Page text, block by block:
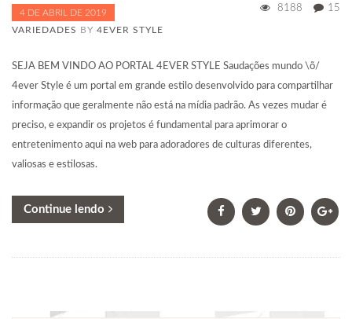
4 DE ABRIL DE 2019 8188 15
VARIEDADES BY 4EVER STYLE
SEJA BEM VINDO AO PORTAL 4EVER STYLE Saudações mundo \õ/
4ever Style é um portal em grande estilo desenvolvido para compartilhar
informação que geralmente não está na mídia padrão. As vezes mudar é
preciso, e expandir os projetos é fundamental para aprimorar o
entretenimento aqui na web para adoradores de culturas diferentes,
valiosas e estilosas.
Continue lendo